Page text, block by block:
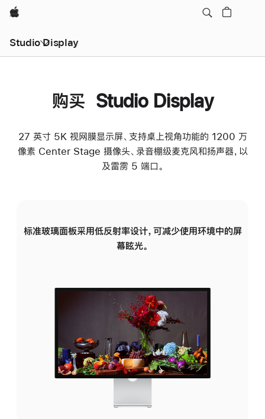
Apple
Studio Display
购买 Studio Display
27 英寸 5K 视网膜显示屏、支持桌上视角功能的 1200 万
像素 Center Stage 摄像头、录音棚级麦克风和扬声器，以
及雷雳 5 端口。
标准玻璃面板采用低反射率设计，可减少使用环境中的屏
幕眩光。